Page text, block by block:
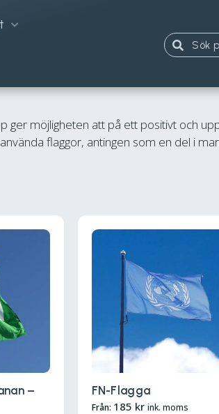
ger möjligheten att på ett positivt och
flaggor, antingen som en del i
–
FN-Flagga
Från: 185 kr ink. moms